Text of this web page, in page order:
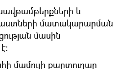
և
մատակարարման
մասին
մամուլի քարտուղար